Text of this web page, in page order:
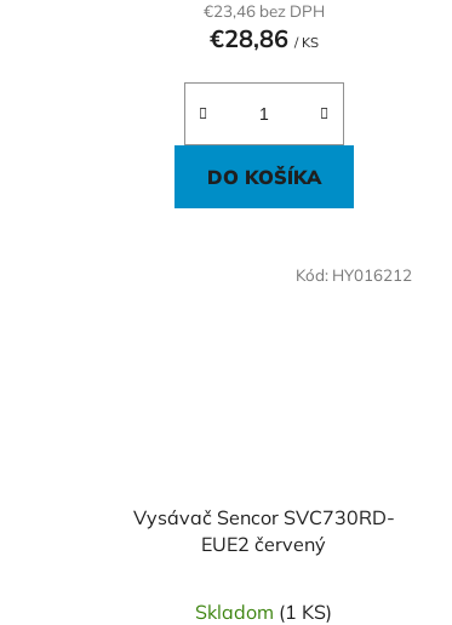
€23,46 bez DPH
€28,86 / KS
DO KOŠÍKA
Vysávač Sencor SVC730RD-
EUE2 červený
Skladom (1 KS)
Kód: HY016212